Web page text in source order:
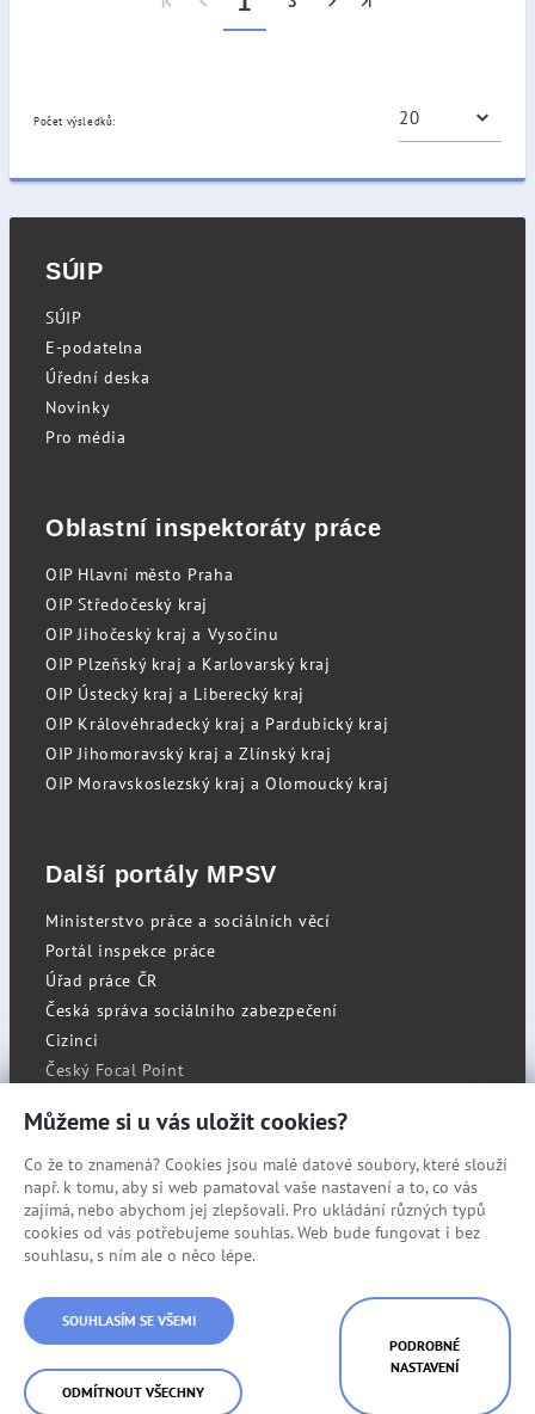
Počet výsledků:
SÚIP
SÚIP
E-podatelna
Úřední deska
Novinky
Pro média
Oblastní inspektoráty práce
OIP Hlavní město Praha
OIP Středočeský kraj
OIP Jihočeský kraj a Vysočinu
OIP Plzeňský kraj a Karlovarský kraj
OIP Ústecký kraj a Liberecký kraj
OIP Královéhradecký kraj a Pardubický kraj
OIP Jihomoravský kraj a Zlínský kraj
OIP Moravskoslezský kraj a Olomoucký kraj
Další portály MPSV
Ministerstvo práce a sociálních věcí
Portál inspekce práce
Úřad práce ČR
Česká správa sociálního zabezpečení
Cizinci
Český Focal Point
RSS
Cookies
Prohlášení o přístupnosti
Mapa stránek
© Státní úřad inspekce práce
Můžeme si u vás uložit cookies?
Co že to znamená? Cookies jsou malé datové soubory, které slouží
např. k tomu, aby si web pamatoval vaše nastavení a to, co vás
zajímá, nebo abychom jej zlepšovali. Pro ukládání různých typů
cookies od vás potřebujeme souhlas. Web bude fungovat i bez
souhlasu, s ním ale o něco lépe.
SOUHLASÍM SE VŠEMI
ODMÍTNOUT VŠECHNY
PODROBNÉ
NASTAVENÍ